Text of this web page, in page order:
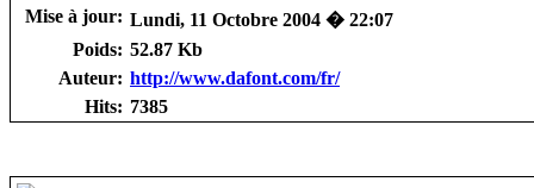
Mise à jour: Lundi, 11 Octobre 2004 � 22:07
Poids: 52.87 Kb
Auteur: http://www.dafont.com/fr/
Hits: 7385